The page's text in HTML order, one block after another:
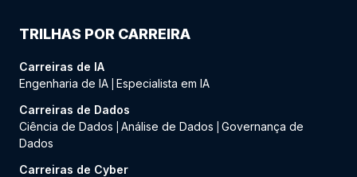
TRILHAS POR CARREIRA
Carreiras de IA
Engenharia de IA Especialista em IA
Carreiras de Dados
Ciência de Dados
Análise de Dados
Governança de
Dados
Carreiras de Cyber